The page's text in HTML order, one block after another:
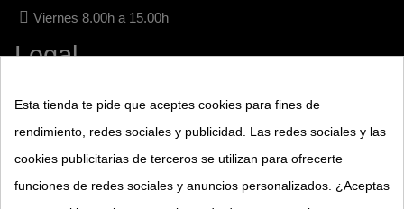
Viernes 8.00h a 15.00h
Legal
Aviso legal
Términos y condiciones
Esta tienda te pide que aceptes cookies para fines de
rendimiento, redes sociales y publicidad. Las redes sociales y las
cookies publicitarias de terceros se utilizan para ofrecerte
funciones de redes sociales y anuncios personalizados. ¿Aceptas